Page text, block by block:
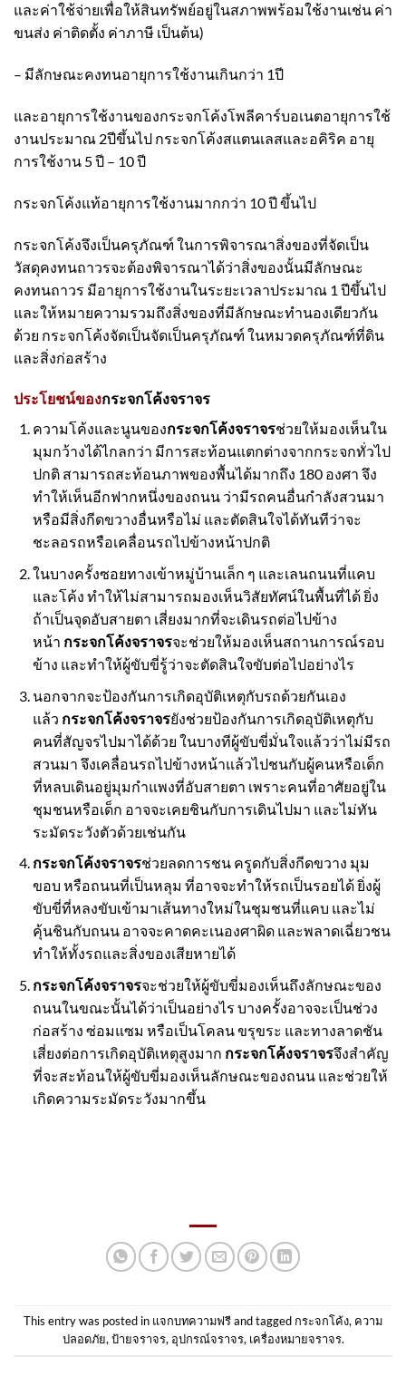
และค่าใช้จ่ายเพื่อให้สินทรัพย์อยู่ในสภาพพร้อมใช้งานเช่น ค่า
ขนส่ง ค่าติดตั้ง ค่าภาษี เป็นต้น)
– มีลักษณะคงทนอายุการใช้งานเกินกว่า 1ปี
และอายุการใช้งานของกระจกโค้งโพลีคาร์บอเนตอายุการใช้
งานประมาณ 2ปีขึ้นไป กระจกโค้งสแตนเลสและอคิริค อายุ
การใช้งาน 5 ปี – 10 ปี
กระจกโค้งแท้อายุการใช้งานมากกว่า 10 ปี ขึ้นไป
กระจกโค้งจึงเป็นครุภัณฑ์ ในการพิจารณาสิ่งของที่จัดเป็น
วัสดุคงทนถาวรจะต้องพิจารณาได้ว่าสิ่งของนั้นมีลักษณะ
คงทนถาวร มีอายุการใช้งานในระยะเวลาประมาณ 1 ปีขึ้นไป
และให้หมายความรวมถึงสิ่งของที่มีลักษณะทำนองเดียวกัน
ด้วย กระจกโค้งจัดเป็นจัดเป็นครุภัณฑ์ ในหมวดครุภัณฑ์ที่ดิน
และสิ่งก่อสร้าง
ประโยชน์ของกระจกโค้งจราจร
ความโค้งและนูนของกระจกโค้งจราจรช่วยให้มองเห็นใน
มุมกว้างได้ไกลกว่า มีการสะท้อนแตกต่างจากกระจกทั่วไป
ปกติ สามารถสะท้อนภาพของพื้นได้มากถึง 180 องศา จึง
ทำให้เห็นอีกฟากหนึ่งของถนน ว่ามีรถคนอื่นกำลังสวนมา
หรือมีสิ่งกีดขวางอื่นหรือไม่ และตัดสินใจได้ทันทีว่าจะ
ชะลอรถหรือเคลื่อนรถไปข้างหน้าปกติ
ในบางครั้งซอยทางเข้าหมู่บ้านเล็ก ๆ และเลนถนนที่แคบ
และโค้ง ทำให้ไม่สามารถมองเห็นวิสัยทัศน์ในพื้นที่ได้ ยิ่ง
ถ้าเป็นจุดอับสายตา เสี่ยงมากที่จะเดินรถต่อไปข้าง
หน้า กระจกโค้งจราจรจะช่วยให้มองเห็นสถานการณ์รอบ
ข้าง และทำให้ผู้ขับขี่รู้ว่าจะตัดสินใจขับต่อไปอย่างไร
นอกจากจะป้องกันการเกิดอุบัติเหตุกับรถด้วยกันเอง
แล้ว กระจกโค้งจราจรยังช่วยป้องกันการเกิดอุบัติเหตุกับ
คนที่สัญจรไปมาได้ด้วย ในบางทีผู้ขับขี่มั่นใจแล้วว่าไม่มีรถ
สวนมา จึงเคลื่อนรถไปข้างหน้าแล้วไปชนกับผู้คนหรือเด็ก
ที่หลบเดินอยู่มุมกำแพงที่อับสายตา เพราะคนที่อาศัยอยู่ใน
ชุมชนหรือเด็ก อาจจะเคยชินกับการเดินไปมา และไม่ทัน
ระมัดระวังตัวด้วยเช่นกัน
กระจกโค้งจราจรช่วยลดการชน ครูดกับสิ่งกีดขวาง มุม
ขอบ หรือถนนที่เป็นหลุม ที่อาจจะทำให้รถเป็นรอยได้ ยิ่งผู้
ขับขี่ที่หลงขับเข้ามาเส้นทางใหม่ในชุมชนที่แคบ และไม่
คุ้นชินกับถนน อาจจะคาดคะเนองศาผิด และพลาดเฉี่ยวชน
ทำให้ทั้งรถและสิ่งของเสียหายได้
กระจกโค้งจราจรจะช่วยให้ผู้ขับขี่มองเห็นถึงลักษณะของ
ถนนในขณะนั้นได้ว่าเป็นอย่างไร บางครั้งอาจจะเป็นช่วง
ก่อสร้าง ซ่อมแซม หรือเป็นโคลน ขรุขระ และทางลาดชัน
เสี่ยงต่อการเกิดอุบัติเหตุสูงมาก กระจกโค้งจราจรจึงสำคัญ
ที่จะสะท้อนให้ผู้ขับขี่มองเห็นลักษณะของถนน และช่วยให้
เกิดความระมัดระวังมากขึ้น
This entry was posted in แจกบทความฟรีand tagged กระจกโค้ง, ความ
ปลอดภัย, ป้ายจราจร, อุปกรณ์จราจร, เครื่องหมายจราจร.